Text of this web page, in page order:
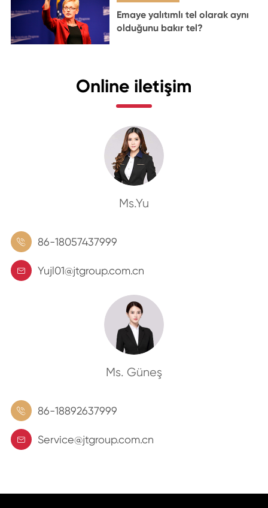
Emaye yalıtımlı tel olarak aynı
olduğunu bakır tel?
Online iletişim
Ms.Yu
 86-18057437999
 Yujl01@jtgroup.com.cn
Ms. Güneş
 86-18892637999
 Service@jtgroup.com.cn